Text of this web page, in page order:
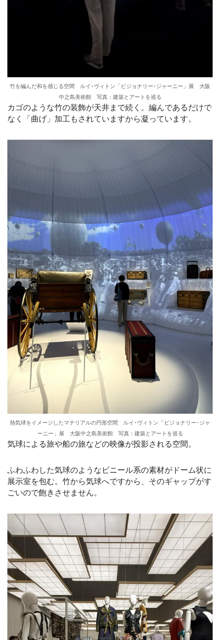
竹を編んだ和を感じる空間 ルイ･ヴィトン「ビジョナリー･ジャーニー」展 大阪
中之島美術館 写真：建築とアートを巡る
カゴのような竹の装飾が天井まで続く。編んであるだけで
なく「曲げ」加工もされていますから凝っています。
熱気球をイメージしたマテリアルの円形空間 ルイ･ヴィトン「ビジョナリー･ジャ
ーニー」展 大阪中之島美術館 写真：建築とアートを巡る
気球による旅や船の旅などの映像が投影される空間。
ふわふわした気球のようなビニール系の素材がドーム状に
展示室を包む。竹から気球へですから、そのギャップがす
ごいので飽きさせません。